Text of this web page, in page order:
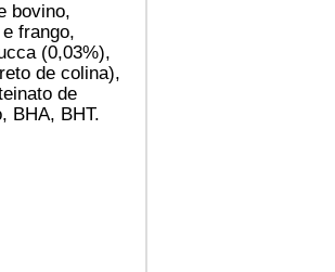
bovino,
frango,
(0,03%),
de colina),
de
BHA, BHT.